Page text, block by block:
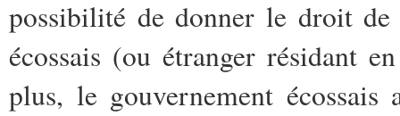
possibilité de donner le droit
écossais (ou étranger résidant
plus, le gouvernement